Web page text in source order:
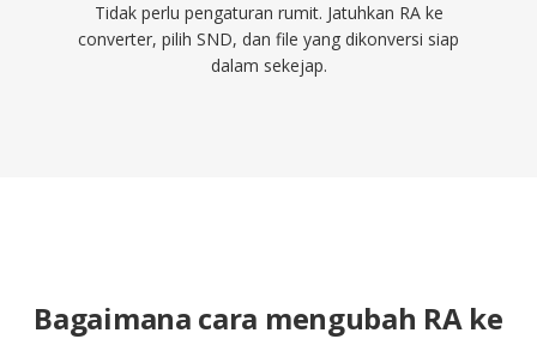
Tidak perlu pengaturan rumit. Jatuhkan RA ke
converter, pilih SND, dan file yang dikonversi siap
dalam sekejap.
Bagaimana cara mengubah RA ke